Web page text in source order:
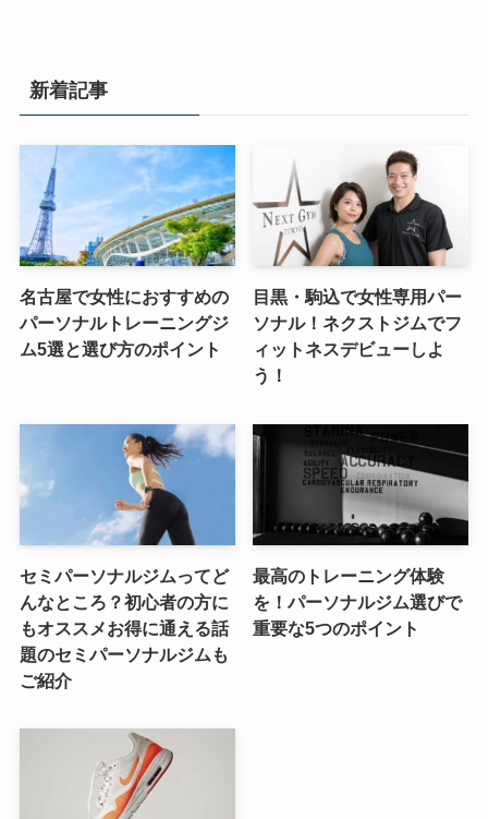
新着記事
名古屋で女性におすすめの
パーソナルトレーニングジ
ム5選と選び方のポイント
目黒・駒込で女性専用パー
ソナル！ネクストジムでフ
ィットネスデビューしよ
う！
セミパーソナルジムってど
んなところ？初心者の方に
もオススメお得に通える話
題のセミパーソナルジムも
ご紹介
最高のトレーニング体験
を！パーソナルジム選びで
重要な5つのポイント